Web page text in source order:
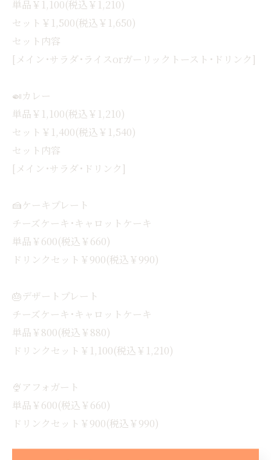
単品￥1,100(税込￥1,210)
セット￥1,500(税込￥1,650)
セット内容
[メイン･サラダ･ライスorガーリックトースト･ドリンク]
🍛カレー
単品￥1,100(税込￥1,210)
セット￥1,400(税込￥1,540)
セット内容
[メイン･サラダ･ドリンク]
🍰ケーキプレート
チーズケーキ･キャロットケーキ
単品￥600(税込￥660)
ドリンクセット￥900(税込￥990)
🎂デザートプレート
チーズケーキ･キャロットケーキ
単品￥800(税込￥880)
ドリンクセット￥1,100(税込￥1,210)
🍨アフォガート
単品￥600(税込￥660)
ドリンクセット￥900(税込￥990)